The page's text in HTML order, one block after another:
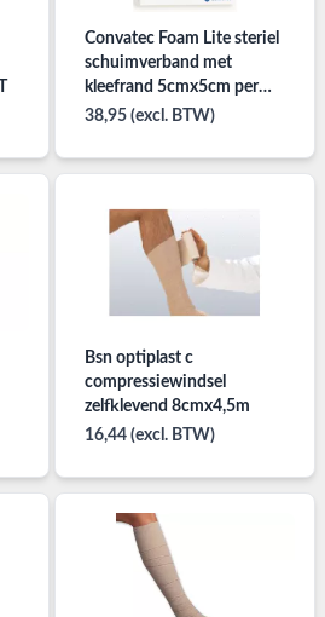
Convatec Foam Lite steriel
schuimverband met
kleefrand 5cmx5cm per
10ST
38,95 (excl. BTW)
Bsn optiplast c
compressiewindsel
zelfklevend 8cmx4,5m
16,44 (excl. BTW)